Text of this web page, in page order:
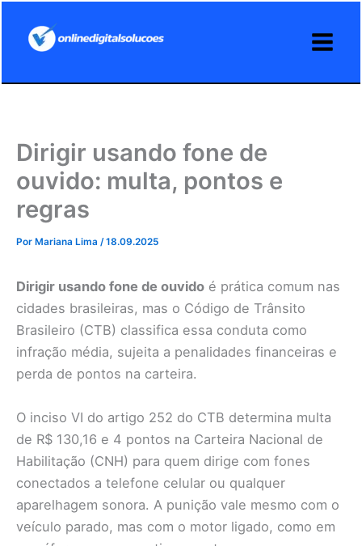
Dirigir usando fone de
ouvido: multa, pontos e
regras
Por Mariana Lima /18.09.2025
Dirigir usando fone de ouvido é prática comum nas
cidades brasileiras, mas o Código de Trânsito
Brasileiro (CTB) classifica essa conduta como
infração média, sujeita a penalidades financeiras e
perda de pontos na carteira.
O inciso VI do artigo 252 do CTB determina multa
de R$ 130,16 e 4 pontos na Carteira Nacional de
Habilitação (CNH) para quem dirige com fones
conectados a telefone celular ou qualquer
aparelhagem sonora. A punição vale mesmo com o
veículo parado, mas com o motor ligado, como em